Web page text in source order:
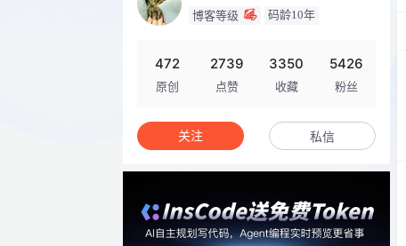
博客等级 码龄10年
472
原创
2739
点赞
3350
收藏
5426
粉丝
关注 私信